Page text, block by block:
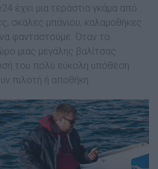
έχει µια τεράστια γκάµα από
σκάλες µπάνιου, καλαµοθήκες
φανταστούµε. Όταν το
µιας µεγάλης βαλίτσας
του πολύ εύκολη υπόθεση
πιλοτή ή αποθήκη.